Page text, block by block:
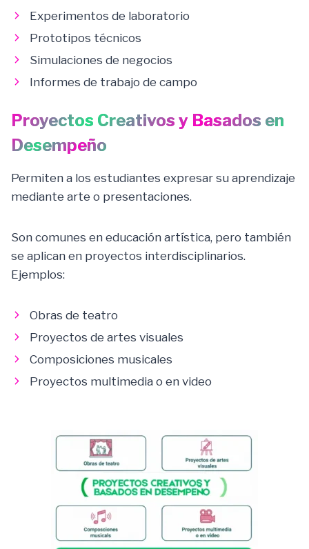
Experimentos de laboratorio
Prototipos técnicos
Simulaciones de negocios
Informes de trabajo de campo
Proyectos Creativos y Basados en
Desempeño
Permiten a los estudiantes expresar su aprendizaje
mediante arte o presentaciones.
Son comunes en educación artística, pero también
se aplican en proyectos interdisciplinarios.
Ejemplos:
Obras de teatro
Proyectos de artes visuales
Composiciones musicales
Proyectos multimedia o en video